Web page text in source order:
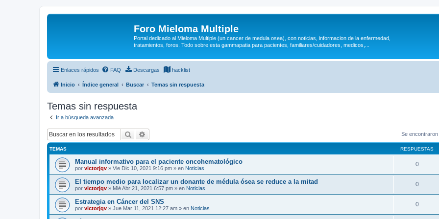
Foro Mieloma Multiple
Portal dedicado al Mieloma Multiple (un cancer de medula osea), con noticias, informacion de la enfermedad,
tratamientos, foros. Todo sobre esta gammapatia para pacientes, familiares/cuidadores, medicos,...
Enlaces rápidos FAQ Descargas hacklist
Inicio Índice general Buscar Temas sin respuesta
Temas sin respuesta
Ir a búsqueda avanzada
Buscar Se
TEMAS RESPUESTAS
Manual informativo para el paciente oncohematológico
por victorjqv » Vie Dic 10, 2021 9:16 pm » en Noticias
0
El tiempo medio para localizar un donante de médula ósea se reduce a la mitad
por victorjqv » Mié Abr 21, 2021 6:57 pm » en Noticias
0
Estrategia en Cáncer del SNS
por victorjqv » Jue Mar 11, 2021 12:27 am » en Noticias
0